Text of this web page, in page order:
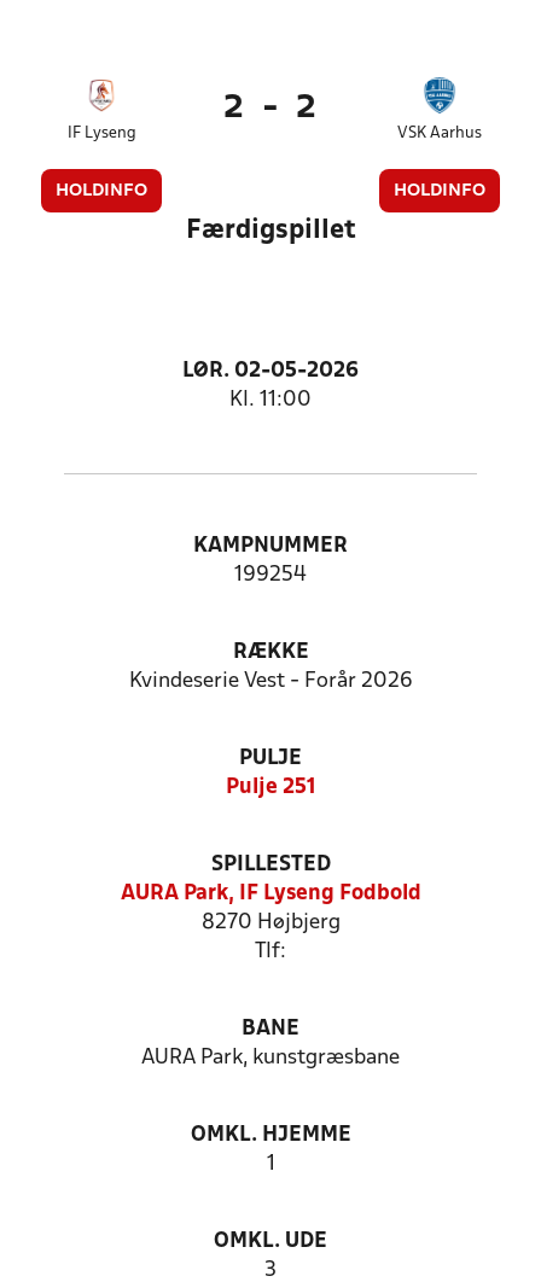
IF Lyseng
HOLDINFO
2 - 2
VSK Aarhus
HOLDINFO
Færdigspillet
LØR. 02-05-2026
Kl. 11:00
KAMPNUMMER
199254
RÆKKE
Kvindeserie Vest - Forår 2026
PULJE
Pulje 251
SPILLESTED
AURA Park, IF Lyseng Fodbold
8270 Højbjerg
Tlf:
BANE
AURA Park, kunstgræsbane
OMKL. HJEMME
1
OMKL. UDE
3